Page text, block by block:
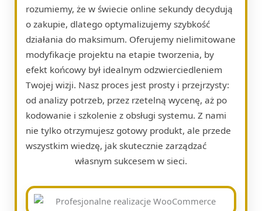
rozumiemy, że w świecie online sekundy decydują
o zakupie, dlatego optymalizujemy szybkość
działania do maksimum. Oferujemy nielimitowane
modyfikacje projektu na etapie tworzenia, by
efekt końcowy był idealnym odzwierciedleniem
Twojej wizji. Nasz proces jest prosty i przejrzysty:
od analizy potrzeb, przez rzetelną wycenę, aż po
kodowanie i szkolenie z obsługi systemu. Z nami
nie tylko otrzymujesz gotowy produkt, ale przede
wszystkim wiedzę, jak skutecznie zarządzać
własnym sukcesem w sieci.